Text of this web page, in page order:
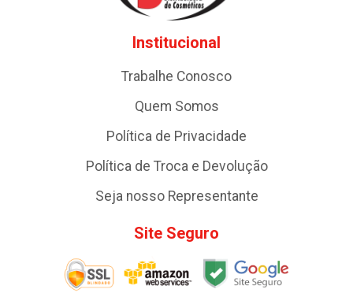
Institucional
Trabalhe Conosco
Quem Somos
Política de Privacidade
Política de Troca e Devolução
Seja nosso Representante
Site Seguro